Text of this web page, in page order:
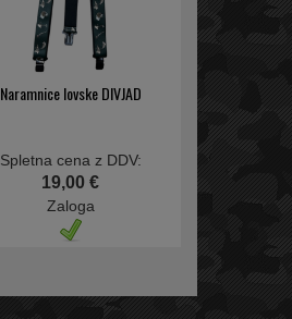
Naramnice lovske DIVJAD
Spletna cena z DDV:
19,00 €
Zaloga